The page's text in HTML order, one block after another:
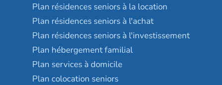
Plan résidences seniors à la location
Plan résidences seniors à l'achat
Plan résidences seniors à l'investissement
Plan hébergement familial
Plan services à domicile
Plan colocation seniors